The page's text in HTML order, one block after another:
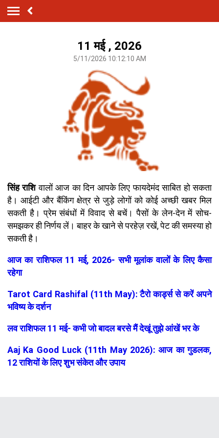
11 मई , 2026
5/11/2026 10:12:10 AM
सिंह राशिवालों आज का दिन आपके लिए फायदेमंद साबित हो सकता
है। आईटी और बैंकिंग क्षेत्र से जुड़े लोगों को कोई अच्छी खबर मिल
सकती है। प्रेम संबंधों में विवाद से बचें। पैसों के लेन-देन में सोच-
समझकर ही निर्णय लें। बाहर के खाने से परहेज़ रखें, पेट की समस्या हो
सकती है।
आज का राशिफल 11 मई, 2026- सभी मूलांक वालों के लिए कैसा
रहेगा
Tarot Card Rashifal (11th May): टैरो कार्ड्स से करें अपने
भविष्य के दर्शन
लव राशिफल 11 मई- कभी जो बादल बरसे मैं देखूं तुझे आंखें भर के
Aaj Ka Good Luck (11th May 2026): आज का गुडलक,
12 राशियों के लिए शुभ संकेत और उपाय